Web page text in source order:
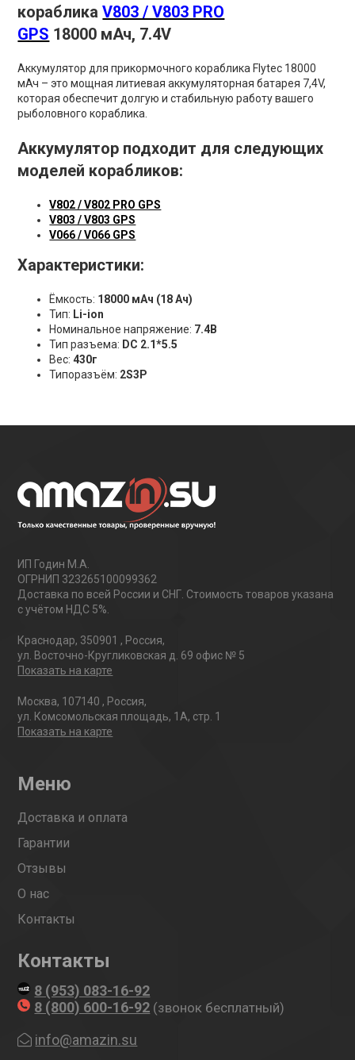
корабликаV803 / V803 PRO
GPS 18000 мАч, 7.4V
Аккумулятор для прикормочного кораблика Flytec 18000
мАч – это мощная литиевая аккумуляторная батарея 7,4V,
которая обеспечит долгую и стабильную работу вашего
рыболовного кораблика.
Аккумулятор подходит для следующих
моделей корабликов:
V802 / V802 PRO GPS
V803 / V803 GPS
V066 / V066 GPS
Характеристики:
Ёмкость: 18000 мАч (18 Ач)
Тип: Li-ion
Номинальное напряжение: 7.4В
Тип разъема: DC 2.1*5.5
Вес:430г
Типоразъём: 2S3P
ИП Годин М.А.
ОГРНИП 323265100099362
Доставка по всей России и СНГ. Стоимость товаров указана
с учётом НДС 5%.
Краснодар, 350901 , Россия,
ул. Восточно-Кругликовская д. 69 офис № 5
Показать на карте
Москва, 107140 , Россия,
ул. Комсомольская площадь, 1А, стр. 1
Показать на карте
Меню
Доставка и оплата
Гарантии
Отзывы
О нас
Контакты
Контакты
8 (953) 083-16-92
8 (800) 600-16-92 (звонок бесплатный)
info@amazin.su